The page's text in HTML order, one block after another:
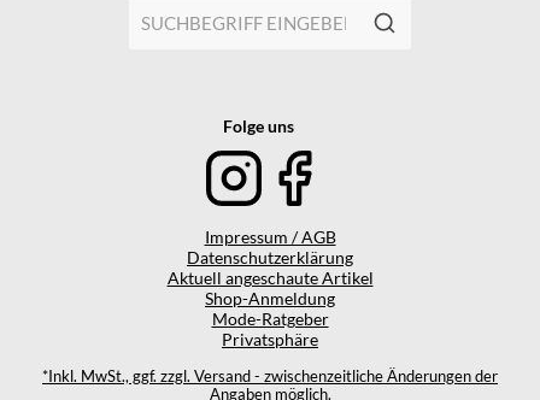
Folge uns
Impressum / AGB
Datenschutzerklärung
Aktuell angeschaute Artikel
Shop-Anmeldung
Mode-Ratgeber
Privatsphäre
*Inkl. MwSt., ggf. zzgl. Versand - zwischenzeitliche Änderungen der
Angaben möglich.